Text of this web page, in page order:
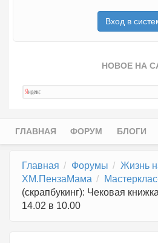
НОВОЕ НА
Главное меню
ГЛАВНАЯ ФОРУМ БЛОГИ
Главная Форумы
Жизнь
ХМ.ПензаМама
(скрапбукинг): Чековая
14.02 в 10.00